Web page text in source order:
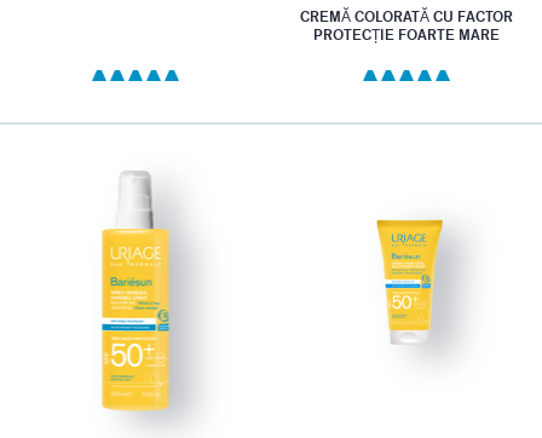
CREMĂ COLORATĂ CU FACTOR
PROTECȚIE FOARTE MARE